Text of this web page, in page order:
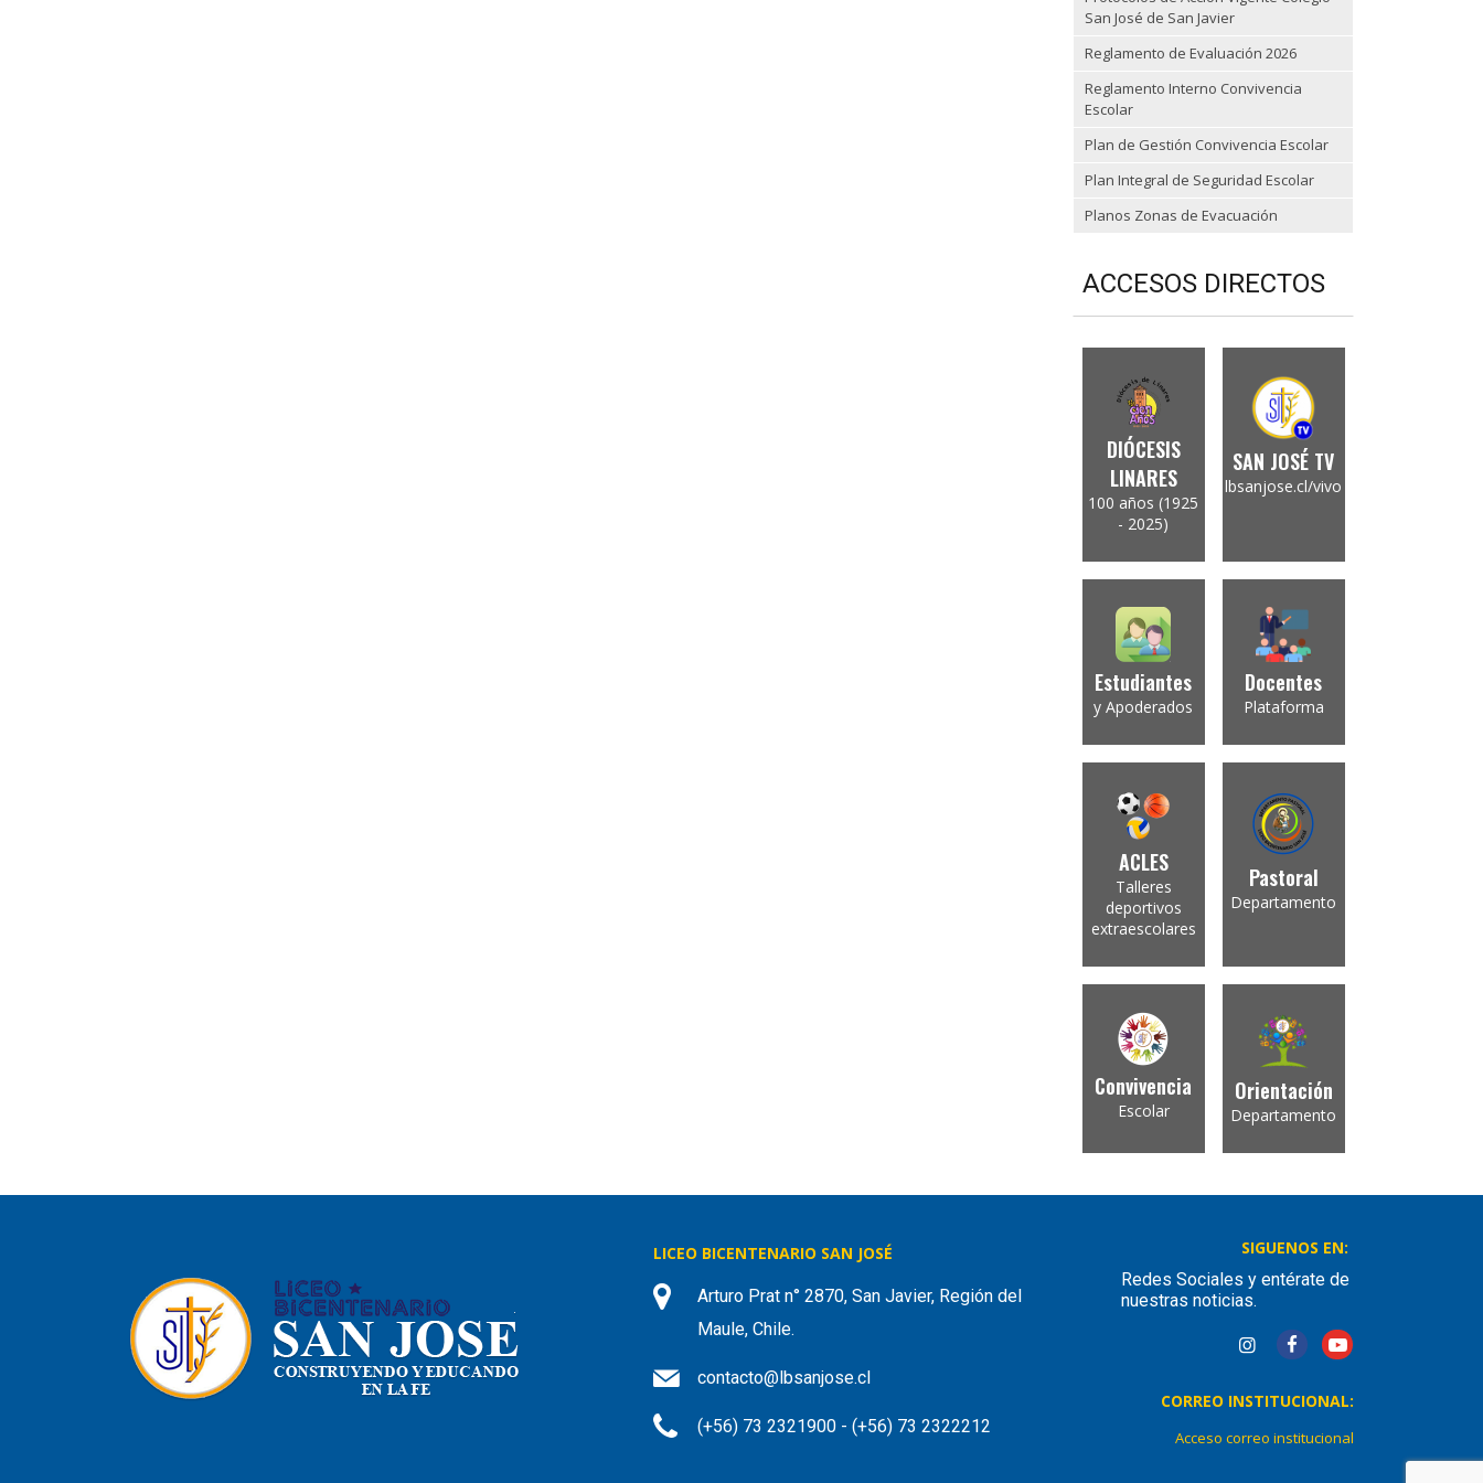
San José de San Javier
Reglamento de Evaluación 2026
Reglamento Interno Convivencia
Escolar
Plan de Gestión Convivencia Escolar
Plan Integral de Seguridad Escolar
Planos Zonas de Evacuación
ACCESOS DIRECTOS
DIÓCESIS
LINARES
100 años (1925
- 2025)
SAN JOSÉ TV
lbsanjose.cl/vivo
Estudiantes
y Apoderados
Docentes
Plataforma
ACLES
Talleres
deportivos
extraescolares
Pastoral
Departamento
Convivencia
Escolar
Orientación
Departamento
LICEO BICENTENARIO SAN JOSÉ
Arturo Prat n° 2870, San Javier, Región del
Maule, Chile.
contacto@lbsanjose.cl
(+56) 73 2321900 - (+56) 73 2322212
SIGUENOS EN:
Redes Sociales y entérate de
nuestras noticias.
CORREO INSTITUCIONAL:
Acceso correo institucional